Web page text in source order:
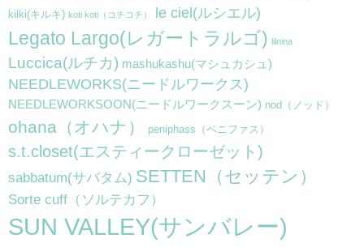
kilki(キルキ) koti koti（コチコチ） le ciel(ルシエル)
Legato Largo(レガートラルゴ) lilnina
Luccica(ルチカ) mashukashu(マシュカシュ)
NEEDLEWORKS(ニードルワークス)
NEEDLEWORKSOON(ニードルワークスーン) nod（ノッド）
ohana（オハナ） peniphass（ペニファス）
s.t.closet(エスティークローゼット)
sabbatum(サバタム) SETTEN（セッテン）
Sorte cuff（ソルテカフ）
SUN VALLEY(サンバレー)